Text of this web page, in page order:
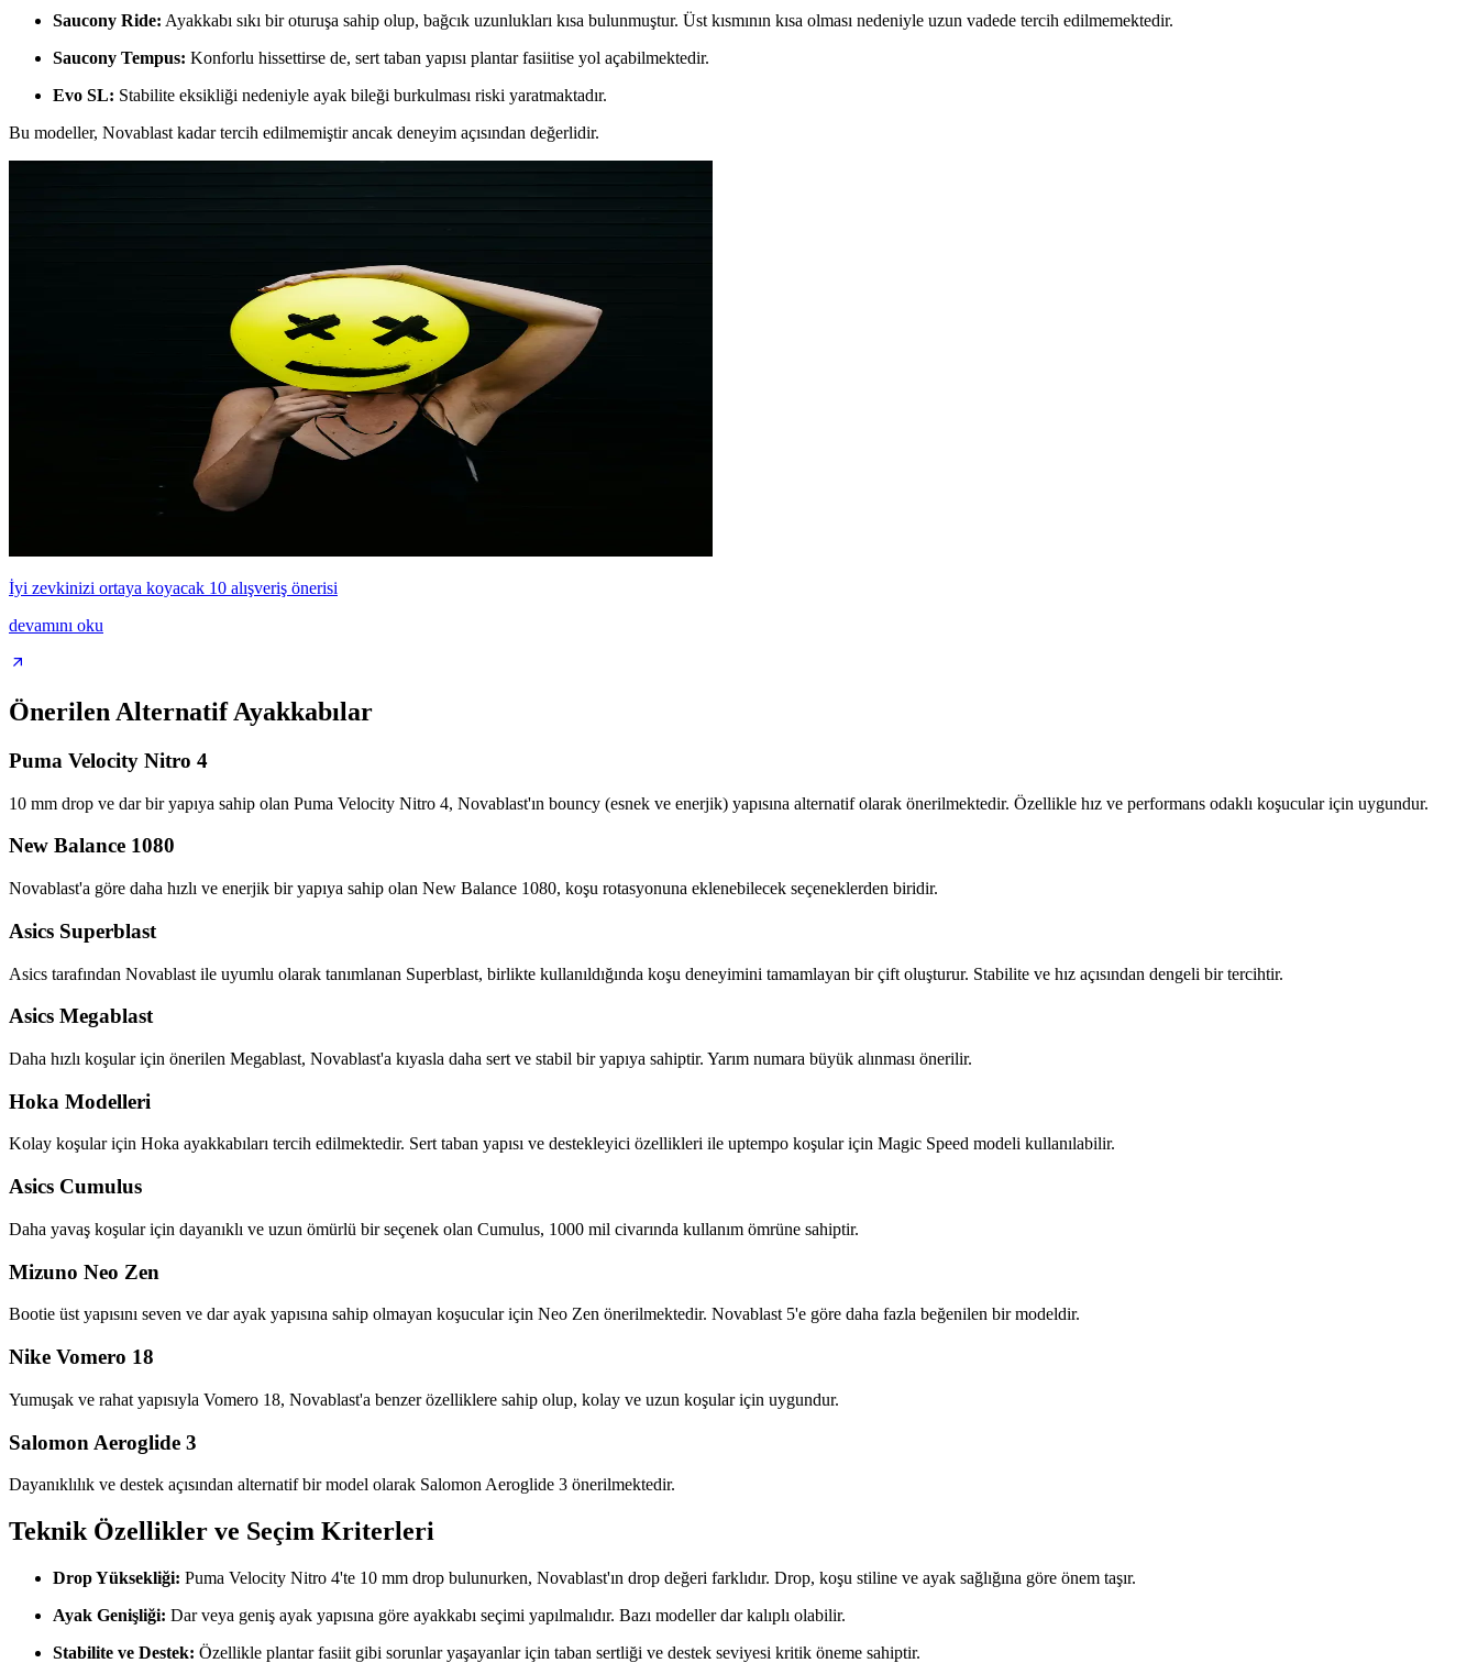
Saucony Ride: Ayakkabı sıkı bir oturuşa sahip olup, bağcık uzunlukları kısa bulunmuştur. Üst kısmının kısa olması nedeniyle uzun vadede tercih edilmemektedir.
Saucony Tempus: Konforlu hissettirse de, sert taban yapısı plantar fasiitise yol açabilmektedir.
Evo SL: Stabilite eksikliği nedeniyle ayak bileği burkulması riski yaratmaktadır.
Bu modeller, Novablast kadar tercih edilmemiştir ancak deneyim açısından değerlidir.
İyi zevkinizi ortaya koyacak 10 alışveriş önerisi
devamını oku
Önerilen Alternatif Ayakkabılar
Puma Velocity Nitro 4
10 mm drop ve dar bir yapıya sahip olan Puma Velocity Nitro 4, Novablast'ın bouncy (esnek ve enerjik) yapısına alternatif olarak önerilmektedir. Özellikle hız ve performans odaklı koşucular için uygundur.
New Balance 1080
Novablast'a göre daha hızlı ve enerjik bir yapıya sahip olan New Balance 1080, koşu rotasyonuna eklenebilecek seçeneklerden biridir.
Asics Superblast
Asics tarafından Novablast ile uyumlu olarak tanımlanan Superblast, birlikte kullanıldığında koşu deneyimini tamamlayan bir çift oluşturur. Stabilite ve hız açısından dengeli bir tercihtir.
Asics Megablast
Daha hızlı koşular için önerilen Megablast, Novablast'a kıyasla daha sert ve stabil bir yapıya sahiptir. Yarım numara büyük alınması önerilir.
Hoka Modelleri
Kolay koşular için Hoka ayakkabıları tercih edilmektedir. Sert taban yapısı ve destekleyici özellikleri ile uptempo koşular için Magic Speed modeli kullanılabilir.
Asics Cumulus
Daha yavaş koşular için dayanıklı ve uzun ömürlü bir seçenek olan Cumulus, 1000 mil civarında kullanım ömrüne sahiptir.
Mizuno Neo Zen
Bootie üst yapısını seven ve dar ayak yapısına sahip olmayan koşucular için Neo Zen önerilmektedir. Novablast 5'e göre daha fazla beğenilen bir modeldir.
Nike Vomero 18
Yumuşak ve rahat yapısıyla Vomero 18, Novablast'a benzer özelliklere sahip olup, kolay ve uzun koşular için uygundur.
Salomon Aeroglide 3
Dayanıklılık ve destek açısından alternatif bir model olarak Salomon Aeroglide 3 önerilmektedir.
Teknik Özellikler ve Seçim Kriterleri
Drop Yüksekliği: Puma Velocity Nitro 4'te 10 mm drop bulunurken, Novablast'ın drop değeri farklıdır. Drop, koşu stiline ve ayak sağlığına göre önem taşır.
Ayak Genişliği: Dar veya geniş ayak yapısına göre ayakkabı seçimi yapılmalıdır. Bazı modeller dar kalıplı olabilir.
Stabilite ve Destek: Özellikle plantar fasiit gibi sorunlar yaşayanlar için taban sertliği ve destek seviyesi kritik öneme sahiptir.